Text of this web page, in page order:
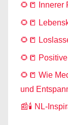
🌻📒 Innerer
🌻📒
🌻📒
🌻📒
🌻📒 Wie
und
📰🕯️ NL-